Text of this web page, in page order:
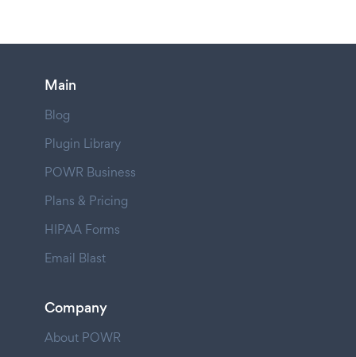
Main
Blog
Plugin Library
POWR Business
Plans & Pricing
HIPAA Forms
Email Blast
Company
About POWR